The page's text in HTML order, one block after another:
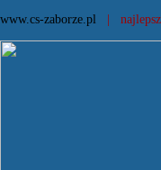
www.cs-zaborze.pl |